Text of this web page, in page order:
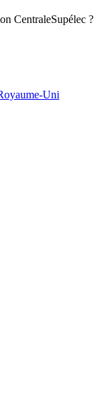
CentraleSupélec ?
Uni